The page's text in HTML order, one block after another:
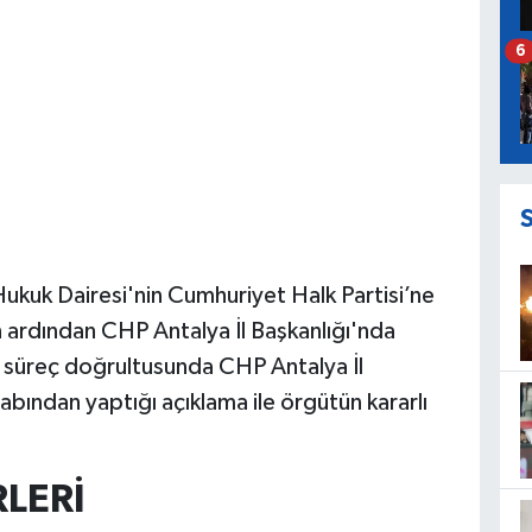
Dairesi'nin Cumhuriyet Halk Partisi’ne
CHP Antalya İl Başkanlığı'nda
doğrultusunda CHP Antalya İl
yaptığı açıklama ile örgütün kararlı
6